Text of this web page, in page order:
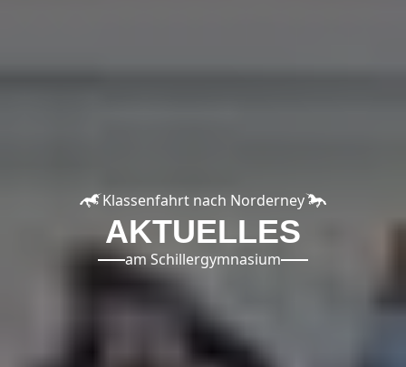
Klassenfahrt nach Norderney
AKTUELLES
am Schillergymnasium